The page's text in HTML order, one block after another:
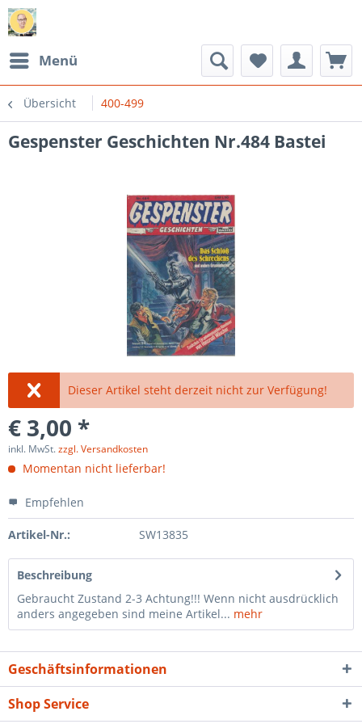
Menü
Übersicht 400-499
Gespenster Geschichten Nr.484 Bastei
Dieser Artikel steht derzeit nicht zur Verfügung!
€ 3,00 *
inkl. MwSt.zzgl. Versandkosten
Momentan nicht lieferbar!
Empfehlen
Artikel-Nr.: SW13835
Beschreibung
Gebraucht Zustand 2-3 Achtung!!! Wenn nicht ausdrücklich
anders angegeben sind meine Artikel... mehr
Geschäftsinformationen
Shop Service